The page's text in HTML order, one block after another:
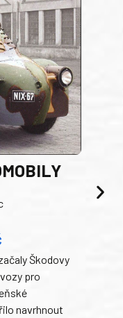
Škodovy
pro
navrhnout